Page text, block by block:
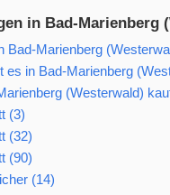
in Bad-Marienberg
Bad-Marienberg
es in Bad-Marienberg
(Westerwald)
(3)
(32)
(90)
(14)